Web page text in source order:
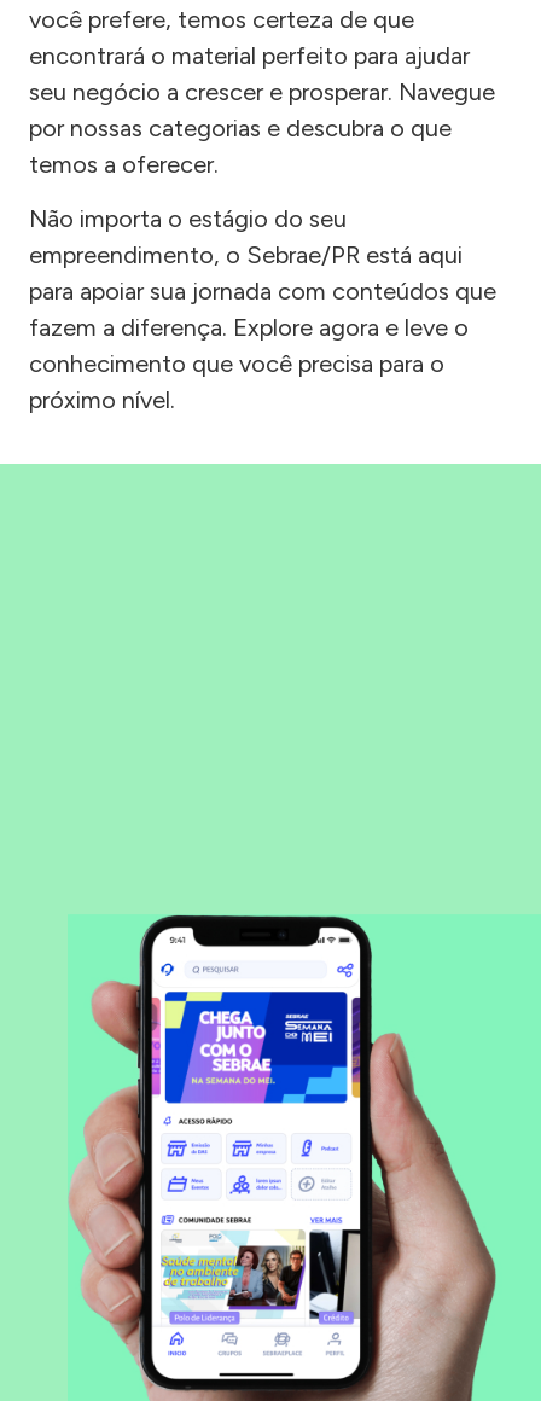
você prefere, temos certeza de que
encontrará o material perfeito para ajudar
seu negócio a crescer e prosperar. Navegue
por nossas categorias e descubra o que
temos a oferecer.
Não importa o estágio do seu
empreendimento, o Sebrae/PR está aqui
para apoiar sua jornada com conteúdos que
fazem a diferença. Explore agora e leve o
conhecimento que você precisa para o
próximo nível.